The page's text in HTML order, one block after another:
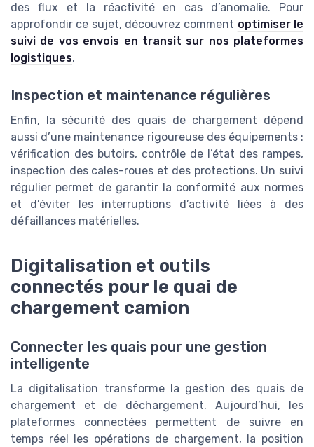
des flux et la réactivité en cas d’anomalie. Pour
approfondir ce sujet, découvrez comment optimiser le
suivi de vos envois en transit sur nos plateformes
logistiques.
Inspection et maintenance régulières
Enfin, la sécurité des quais de chargement dépend
aussi d’une maintenance rigoureuse des équipements :
vérification des butoirs, contrôle de l’état des rampes,
inspection des cales-roues et des protections. Un suivi
régulier permet de garantir la conformité aux normes
et d’éviter les interruptions d’activité liées à des
défaillances matérielles.
Digitalisation et outils
connectés pour le quai de
chargement camion
Connecter les quais pour une gestion
intelligente
La digitalisation transforme la gestion des quais de
chargement et de déchargement. Aujourd’hui, les
plateformes connectées permettent de suivre en
temps réel les opérations de chargement, la position